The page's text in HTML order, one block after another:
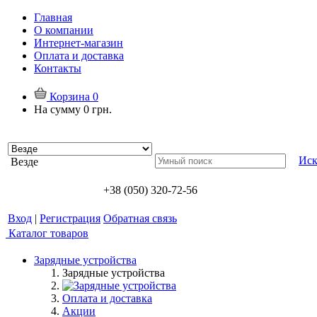
Главная
О компании
Интернет-магазин
Оплата и доставка
Контакты
Корзина 0
На сумму 0 грн.
Везде
+38 (050) 320-72-56
Вход | Регистрация Обратная связь
Каталог товаров
Зарядные устройства
Зарядные устройства
Оплата и доставка
Акции